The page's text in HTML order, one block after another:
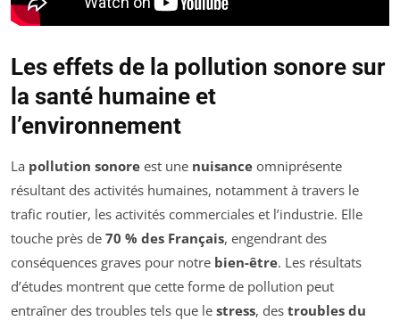
Les effets de la pollution sonore sur
la santé humaine et
l’environnement
La pollution sonore est une nuisance omniprésente
résultant des activités humaines, notamment à travers le
trafic routier, les activités commerciales et l’industrie. Elle
touche près de 70 % des Français, engendrant des
conséquences graves pour notre bien-être. Les résultats
d’études montrent que cette forme de pollution peut
entraîner des troubles tels que le stress, des troubles du